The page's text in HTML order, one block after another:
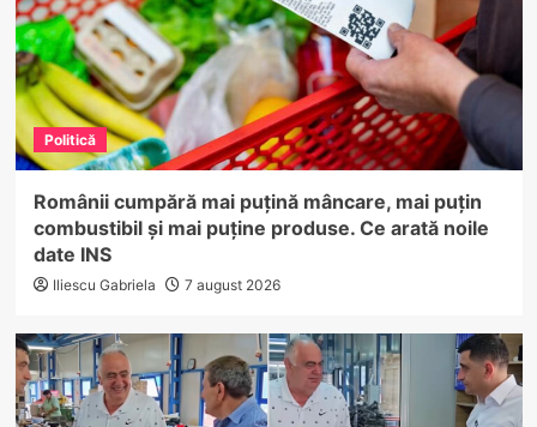
Politică
Românii cumpără mai puțină mâncare, mai puțin
combustibil și mai puține produse. Ce arată noile
date INS
Iliescu Gabriela 7 august 2026